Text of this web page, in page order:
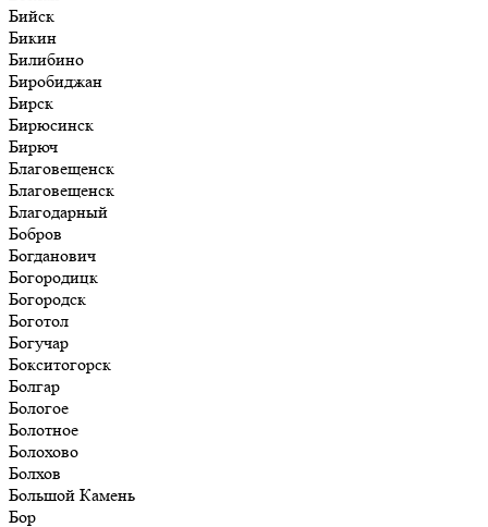
Бийск
Бикин
Билибино
Биробиджан
Бирск
Бирюсинск
Бирюч
Благовещенск
Благовещенск
Благодарный
Бобров
Богданович
Богородицк
Богородск
Боготол
Богучар
Бокситогорск
Болгар
Бологое
Болотное
Болохово
Болхов
Большой Камень
Бор